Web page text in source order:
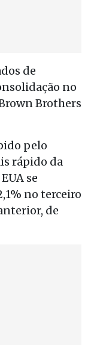
de
no
Brothers
pelo
rápido da
se
no terceiro
de